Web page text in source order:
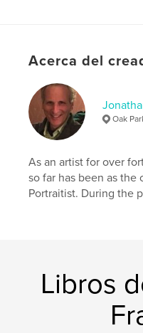
IdiomaEnglish
Palabras clave
architecture , interior
Acerca del
Oak
As an artist for over
so far has been as the
Portraitist. During the
Libros